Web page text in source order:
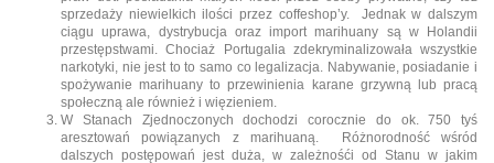
sprzedaży niewielkich ilości przez coffeshop’y. Jednak w dalszym
ciągu uprawa, dystrybucja oraz import marihuany są w Holandii
przestępstwami. Chociaż Portugalia zdekryminalizowała wszystkie
narkotyki, nie jest to to samo co legalizacja. Nabywanie, posiadanie i
spożywanie marihuany to przewinienia karane grzywną lub pracą
społeczną ale również i więzieniem.
W Stanach Zjednoczonych dochodzi corocznie do ok. 750 tyś
aresztowań powiązanych z marihuaną. Różnorodność wśród
dalszych postępowań jest duża, w zależnośći od Stanu w jakim